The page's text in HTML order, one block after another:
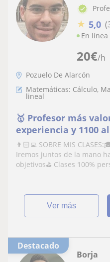
20€/h
★ 5,0
En línea
Pozuelo De Alarcón
Matemáticas: Cálculo,
lineal
🥇 Profesor más
experiencia y 1100
aprobados
👨🏻‍💻 SOBRE MIS
Iremos juntos de la mano
objetivos⛳️ Clases 100%
ver más
Destacado
Borja